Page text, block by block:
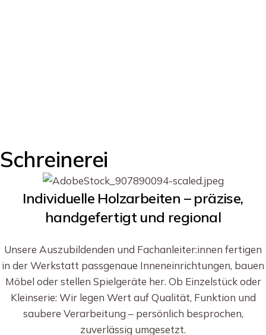
Schreinerei
Individuelle Holzarbeiten – präzise,
handgefertigt und regional
Unsere Auszubildenden und Fachanleiter:innen fertigen
in der Werkstatt passgenaue Inneneinrichtungen, bauen
Möbel oder stellen Spielgeräte her. Ob Einzelstück oder
Kleinserie: Wir legen Wert auf Qualität, Funktion und
saubere Verarbeitung – persönlich besprochen,
zuverlässig umgesetzt.